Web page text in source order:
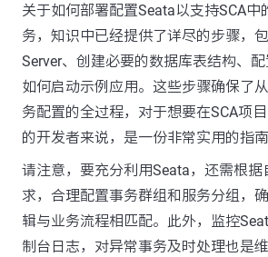
关于如何部署配置Seata以支持SCA中
务，知识中已经提供了详尽的步骤，
Server、创建必要的数据库表结构、
如何启动示例应用。这些步骤确保了
务配置的全过程，对于想要在SCA项
的开发者来说，是一份非常实用的指南
请注意，要充分利用Seata，还需根据
求，合理配置事务群组和服务分组，
辑与业务流程相匹配。此外，监控
制台日志，对异常事务及时处理也是